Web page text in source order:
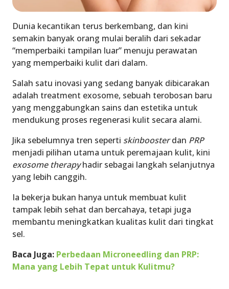
Dunia kecantikan terus berkembang, dan kini
semakin banyak orang mulai beralih dari sekadar
“memperbaiki tampilan luar” menuju perawatan
yang memperbaiki kulit dari dalam.
Salah satu inovasi yang sedang banyak dibicarakan
adalah treatment exosome, sebuah terobosan baru
yang menggabungkan sains dan estetika untuk
mendukung proses regenerasi kulit secara alami.
Jika sebelumnya tren seperti skinboosterdan PRP
menjadi pilihan utama untuk peremajaan kulit, kini
exosome therapyhadir sebagai langkah selanjutnya
yang lebih canggih.
Ia bekerja bukan hanya untuk membuat kulit
tampak lebih sehat dan bercahaya, tetapi juga
membantu meningkatkan kualitas kulit dari tingkat
sel.
Baca Juga: Perbedaan Microneedling dan PRP:
Mana yang Lebih Tepat untuk Kulitmu?